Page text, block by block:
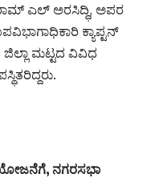
ಎಲ್ ಅರಸಿದ್ಧಿ, ಅಪರ
ಕ್ಯಾಪ್ಟನ್
ಮಟ್ಟದ ವಿವಿಧ
ನಗರಸಭಾ